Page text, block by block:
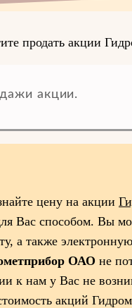
продать акции
акции.
цену на акции
Вас способом. Вы
а также
ОАО не
к нам у Вас не
акций